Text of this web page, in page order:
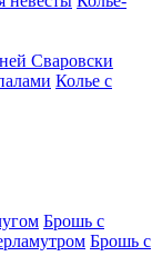
Сваровски
Колье с
Брошь с
Брошь с